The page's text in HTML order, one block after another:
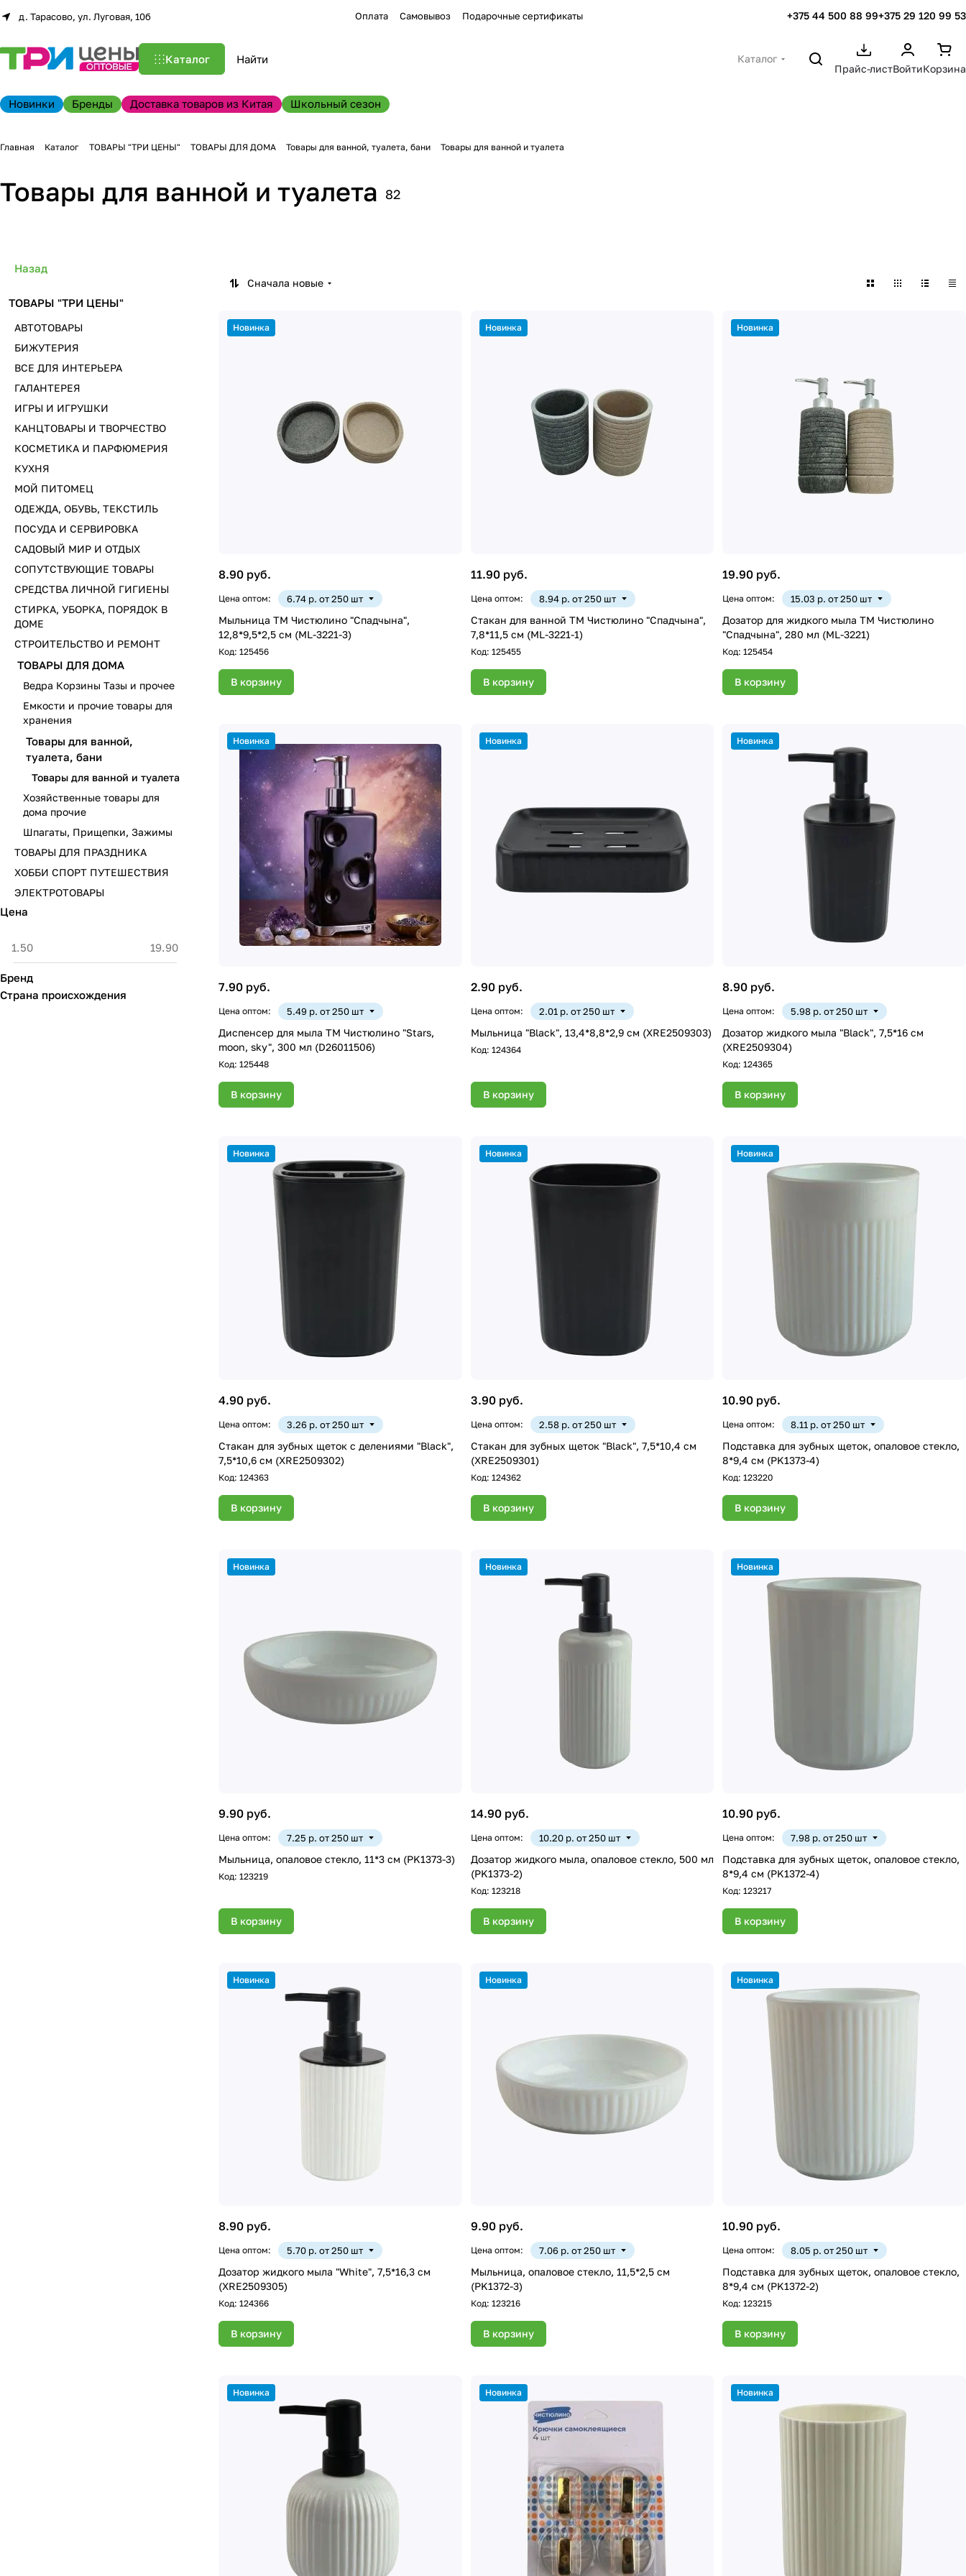
д. Тарасово, ул. Луговая, 10б Оплата Самовывоз Подарочные сертификаты +375 44 500 88 99+375 29 120 99 53
Каталог
Каталог
Прайс-листВойтиКорзина
Новинки Бренды Доставка товаров из Китая Школьный сезон
Главная Каталог ТОВАРЫ "ТРИ ЦЕНЫ" ТОВАРЫ ДЛЯ ДОМА Товары для ванной, туалета, бани Товары для ванной и туалета
Товары для ванной и туалета 82
Сначала новые
Новинка
8.90 руб.
Цена оптом: 6.74 р. от 250 шт
Мыльница ТМ Чистюлино "Спадчына",
12,8*9,5*2,5 см (ML-3221-3)
Код: 125456
В корзину
Новинка
11.90 руб.
Цена оптом: 8.94 р. от 250 шт
Стакан для ванной ТМ Чистюлино "Спадчына",
7,8*11,5 см (ML-3221-1)
Код: 125455
В корзину
Новинка
19.90 руб.
Цена оптом: 15.03 р. от 250 шт
Дозатор для жидкого мыла ТМ Чистюлино
"Спадчына", 280 мл (ML-3221)
Код:125454
В корзину
Новинка
7.90 руб.
Цена оптом: 5.49 р. от 250 шт
Диспенсер для мыла ТМ Чистюлино "Stars,
moon, sky", 300 мл (D26011506)
Код: 125448
В корзину
Новинка
2.90 руб.
Цена оптом: 2.01 р. от 250 шт
Мыльница "Black", 13,4*8,8*2,9 см (XRE2509303)
Код: 124364
В корзину
Новинка
8.90 руб.
Цена оптом: 5.98 р. от 250 шт
Дозатор жидкого мыла "Black", 7,5*16 см
(XRE2509304)
Код:124365
В корзину
Новинка
4.90 руб.
Цена оптом: 3.26 р. от 250 шт
Стакан для зубных щеток с делениями "Black",
7,5*10,6 см (XRE2509302)
Код: 124363
В корзину
Новинка
3.90 руб.
Цена оптом: 2.58 р. от 250 шт
Стакан для зубных щеток "Black", 7,5*10,4 см
(XRE2509301)
Код: 124362
В корзину
Новинка
10.90 руб.
Цена оптом: 8.11 р. от 250 шт
Подставка для зубных щеток, опаловое стекло,
8*9,4 см (PK1373-4)
Код:123220
В корзину
Новинка
9.90 руб.
Цена оптом: 7.25 р. от 250 шт
Мыльница, опаловое стекло, 11*3 см (PK1373-3)
Код: 123219
В корзину
Новинка
14.90 руб.
Цена оптом: 10.20 р. от 250 шт
Дозатор жидкого мыла, опаловое стекло, 500 мл
(PK1373-2)
Код: 123218
В корзину
Новинка
10.90 руб.
Цена оптом: 7.98 р. от 250 шт
Подставка для зубных щеток, опаловое стекло,
8*9,4 см (PK1372-4)
Код:123217
В корзину
Новинка
8.90 руб.
Цена оптом: 5.70 р. от 250 шт
Дозатор жидкого мыла "White", 7,5*16,3 см
(XRE2509305)
Код: 124366
В корзину
Новинка
9.90 руб.
Цена оптом: 7.06 р. от 250 шт
Мыльница, опаловое стекло, 11,5*2,5 см
(PK1372-3)
Код: 123216
В корзину
Новинка
10.90 руб.
Цена оптом: 8.05 р. от 250 шт
Подставка для зубных щеток, опаловое стекло,
8*9,4 см (PK1372-2)
Код:123215
В корзину
Новинка Новинка Новинка
Назад
ТОВАРЫ "ТРИ ЦЕНЫ"
АВТОТОВАРЫ
БИЖУТЕРИЯ
ВСЕ ДЛЯ ИНТЕРЬЕРА
ГАЛАНТЕРЕЯ
ИГРЫ И ИГРУШКИ
КАНЦТОВАРЫ И ТВОРЧЕСТВО
КОСМЕТИКА И ПАРФЮМЕРИЯ
КУХНЯ
МОЙ ПИТОМЕЦ
ОДЕЖДА, ОБУВЬ, ТЕКСТИЛЬ
ПОСУДА И СЕРВИРОВКА
САДОВЫЙ МИР И ОТДЫХ
СОПУТСТВУЮЩИЕ ТОВАРЫ
СРЕДСТВА ЛИЧНОЙ ГИГИЕНЫ
СТИРКА, УБОРКА, ПОРЯДОК В
ДОМЕ
СТРОИТЕЛЬСТВО И РЕМОНТ
ТОВАРЫ ДЛЯ ДОМА
Ведра Корзины Тазы и прочее
Емкости и прочие товары для
хранения
Товары для ванной,
туалета, бани
Товары для ванной и туалета
Хозяйственные товары для
дома прочие
Шпагаты, Прищепки, Зажимы
ТОВАРЫ ДЛЯ ПРАЗДНИКА
ХОББИ СПОРТ ПУТЕШЕСТВИЯ
ЭЛЕКТРОТОВАРЫ
Цена
Бренд
Страна происхождения